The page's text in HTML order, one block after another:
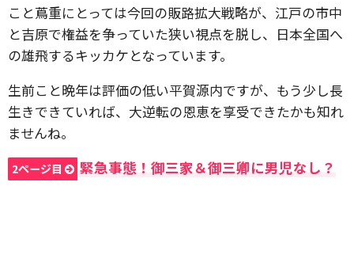
こと蔦重にとっては今回の販路拡大戦略が、江戸の市中
と吉原で権益を争っていた狭い視点を脱し、日本全国へ
の雄飛するキッカケとなっています。
生前こと晩年は評価の低い平賀源内ですが、もう少し長
生きできていれば、大逆転の恩恵を享受できたかも知れ
ませんね。
2ページ目 緊急事態！御三家＆御三卿に男児なし？